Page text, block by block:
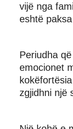
vijë nga
eshtë
Periudha
emocionet
zgjidhni një